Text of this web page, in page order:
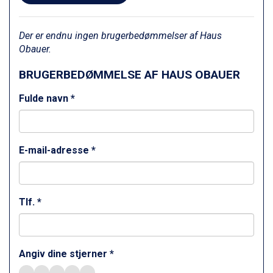
Champoluc fra DKK 3.795
Sestriere fra DKK 4.395
Fieberbrunn fra DKK 6.145
Wagrain fra DKK 4.645
St. Anton fra DKK 7.245
Canazei fra DKK 4.745
Livigno fra DKK 4.145
Alleghe fra DKK 5.595
Arabba fra DKK 7.045
Val Thorens fra DKK 5.395
Saalbach fra DKK 5.945
Sölden fra DKK 8.445
Bad Hofgastein fra DKK 5.495
Der er endnu ingen brugerbedømmelser af Haus
Obauer.
BRUGERBEDØMMELSE AF HAUS OBAUER
Fulde navn *
E-mail-adresse *
Tlf. *
Angiv dine stjerner *